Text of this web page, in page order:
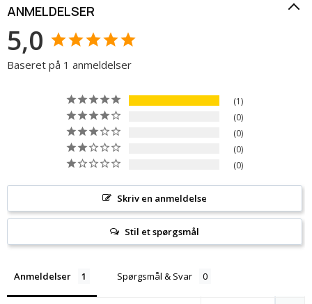
ANMELDELSER
5,0
Baseret på 1 anmeldelser
1
0
0
0
0
Skriv en anmeldelse
Stil et spørgsmål
Anmeldelser Spørgsmål & Svar